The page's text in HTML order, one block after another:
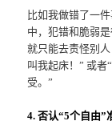
比如我做错了一
中，犯错和脆弱
就只能去责怪别
叫我起床！” 或
受。”
4. 否认“5个自由”